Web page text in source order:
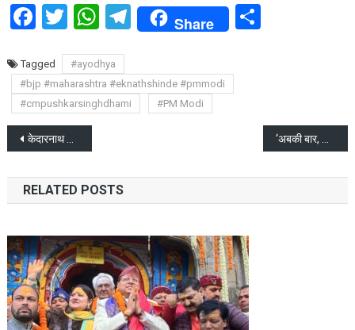
Facebook
Twitter
WhatsApp
Telegram
Share Share
Tagged
#ayodhya
#bjp #maharashtra #eknathshinde #pmmodi
#cmpushkarsinghdhami
#PM Modi
Post
navigation
केदारनाथ धाम के कपाट बंद होने पर सीएम धामी ने डोली को दी विदाई ‘अबकी बार, मोदी सरकार’ का नारा देने वाले मशहूर विज्ञापन गुरु पीयूष पांडे का निधन
RELATED POSTS